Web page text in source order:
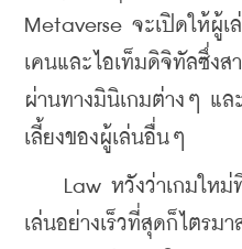
Metaverse จะเปิดให้ผู้เ
เคนและไอเท็มดิจิทัลซึ่งส
ผ่านทางมินิเกมต่างๆ แล
เลี้ยงของผู้เล่นอื่นๆ
Law หวังว่าเกมใหม่
เล่นอย่างเร็วที่สุดก็ไตรม